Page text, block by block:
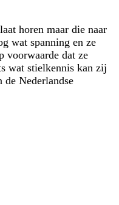
horen maar die naar
wat spanning en ze
voorwaarde dat ze
wat stielkennis kan zij
de Nederlandse